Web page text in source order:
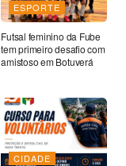
ESPORTE
Futsal feminino da Fube
tem primeiro desafio com
amistoso em Botuverá
CIDADE